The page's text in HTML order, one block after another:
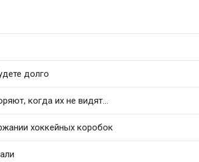
долго
когда их не видят...
хоккейных коробок